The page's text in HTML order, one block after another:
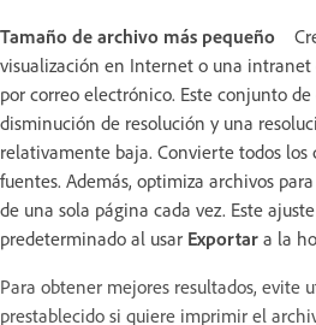
Tamaño de archivo más pequeño
visualización en Internet o una
por correo electrónico. Este conjunto
disminución de resolución y una
relativamente baja. Convierte todos los
fuentes. Además, optimiza archivos
de una sola página cada vez. Este
predeterminado al usar Exportar a la
Para obtener mejores resultados, evite
prestablecido si quiere imprimir el